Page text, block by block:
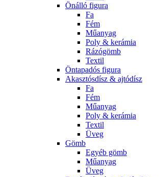
Önálló figura
Fa
Fém
Műanyag
Poly & kerámia
Rázógömb
Textil
Öntapadós figura
Akasztósdísz & ajtódísz
Fa
Fém
Műanyag
Poly & kerámia
Textil
Üveg
Gömb
Egyéb gömb
Műanyag
Üveg